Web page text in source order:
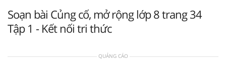
Soạn bài Củng cố, mở rộng lớp 8 trang 34
Tập 1 - Kết nối tri thức
QUẢNG CÁO